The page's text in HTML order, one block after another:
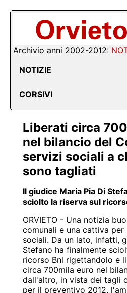
Archivio anni 2002-2012:
NOTIZIE
CORSIVI
Liberati circa
nel bilancio del
servizi sociali a
sono tagliati
Il giudice Maria Pia Di
sciolto la riserva sul
ORVIETO - Una notizia
comunali e una cattiva
sociali. Da un lato, infatti,
Stefano ha finalmente
ricorso Bnl rigettandolo e
circa 700mila euro nel
dall'altro, in vista dei tagli
per il preventivo 2012,